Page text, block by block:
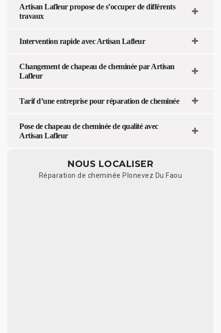
Artisan Lafleur propose de s’occuper de différents
travaux
Intervention rapide avec Artisan Lafleur
Changement de chapeau de cheminée par Artisan
Lafleur
Tarif d’une entreprise pour réparation de cheminée
Pose de chapeau de cheminée de qualité avec
Artisan Lafleur
NOUS LOCALISER
Réparation de cheminée Plonevez Du Faou